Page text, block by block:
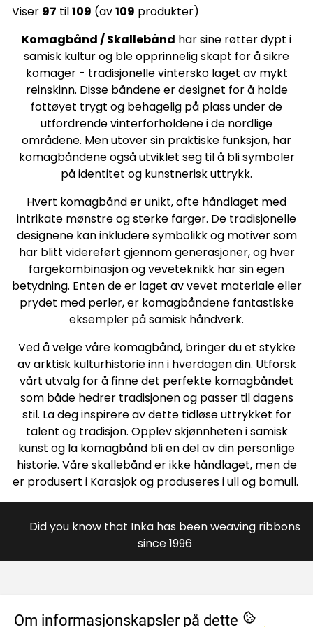
farge. 1 meter: 4-8 j/år 1,5
meter: 8 j/år til voksen 2
ja bummolullu Materiale: Ull
og bomull
Govdodat/Bredde 28mm.
Vuotta lea culdon
Kárášjogas. Båndet er
Viser 97 til109 (av109 produkter)
Komagbånd / Skallebånd har sine røtter dypt i
samisk kultur og ble opprinnelig skapt for å sikre
komager - tradisjonelle vintersko laget av mykt
reinskinn. Disse båndene er designet for å holde
fottøyet trygt og behagelig på plass under de
utfordrende vinterforholdene i de nordlige
områdene. Men utover sin praktiske funksjon, har
komagbåndene også utviklet seg til å bli symboler
på identitet og kunstnerisk uttrykk.
Hvert komagbånd er unikt, ofte håndlaget med
intrikate mønstre og sterke farger. De tradisjonelle
designene kan inkludere symbolikk og motiver som
har blitt videreført gjennom generasjoner, og hver
fargekombinasjon og veveteknikk har sin egen
betydning. Enten de er laget av vevet materiale eller
prydet med perler, er komagbåndene fantastiske
eksempler på samisk håndverk.
Ved å velge våre komagbånd, bringer du et stykke
av arktisk kulturhistorie inn i hverdagen din. Utforsk
vårt utvalg for å finne det perfekte komagbåndet
som både hedrer tradisjonen og passer til dagens
stil. La deg inspirere av dette tidløse uttrykket for
talent og tradisjon. Opplev skjønnheten i samisk
kunst og la komagbånd bli en del av din personlige
historie. Våre skallebånd er ikke håndlaget, men de
er produsert i Karasjok og produseres i ull og bomull.
Did you know that Inka has been weaving ribbons
since 1996
OM OSS
Om informasjonskapsler på dette